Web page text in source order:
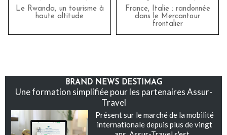
Le Rwanda, un tourisme à
haute altitude
France, Italie : randonnée
dans le Mercantour
frontalier
BRAND NEWS DESTIMAG
Une formation simplifiée pour les partenaires Assur-
Travel
Présent sur le marché de la mobilité
internationale depuis plus de vingt